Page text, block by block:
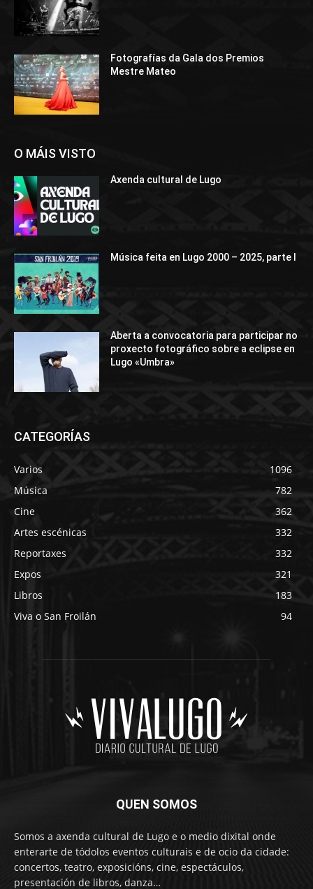
Fotografías da Gala dos Premios
Mestre Mateo
O MÁIS VISTO
Axenda cultural de Lugo
Música feita en Lugo 2000 – 2025, parte I
Aberta a convocatoria para participar no
proxecto fotográfico sobre a eclipse en
Lugo «Umbra»
CATEGORÍAS
Varios
1096
Música
782
Cine
362
Artes escénicas
332
Reportaxes
332
Expos
321
Libros
183
Viva o San Froilán
94
QUEN SOMOS
Somos a axenda cultural de Lugo e o medio dixital onde
enterarte de tódolos eventos culturais e de ocio da cidade:
concertos, teatro, exposicións, cine, espectáculos,
presentación de libros, danza…